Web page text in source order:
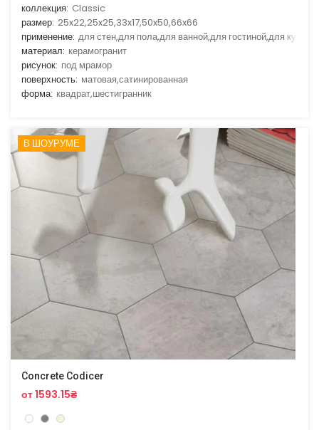
коллекция: Classic
размер: 25x22,25x25,33x17,50x50,66x66
применение: для стен,для пола,для ванной,для гостиной,для кухни
материал: керамогранит
рисунок: под мрамор
поверхность: матовая,сатинированная
форма: квадрат,шестигранник
В ШОУРУМЕ
Concrete Codicer
от 1593.15₴